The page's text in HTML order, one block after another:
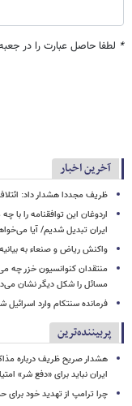
* لطفا حاصل عبارت را در
آخرین اخبار
ظریف مجددا هشدار داد:
اردوغان این توافقنامه را
ایران تبدیل شدیم/ آیا
واکنش ریاض و صنعاء به
منتقدان کنوانسیون خزر چه
مسائل را شکل دیگر نشان
فرمانده سنتکام وارد اسرائیل
پربیننده‌ترین
هشدار صریح ظریف درباره
ایران نباید برای «دفع شر»
چرا ترامپ از تهدید خود